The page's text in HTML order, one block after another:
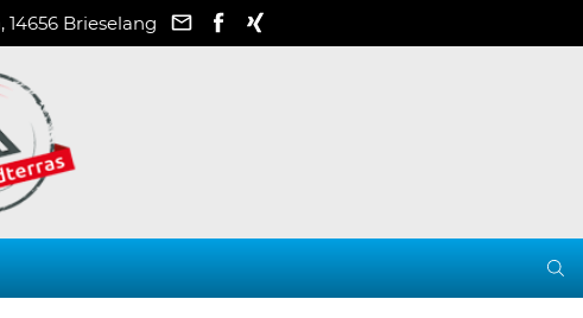
Brieselang